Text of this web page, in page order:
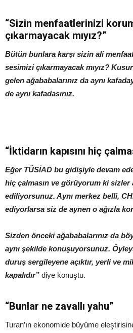
“Sizin menfaatlerinizi
çıkarmayacak mıyız?”
Bütün bunlara karşı sizin ali
sesimizi çıkarmayacak mıyız?
gelen ağababalarınız da aynı
de aynı kafadasınız.
“İktidarın kapısını hiç
Eğer TÜSİAD bu gidişiyle devam
hiç çalmasın ve görüyorum ki sizler
ediliyorsunuz. Aynı merkez belli,
ediyorlarsa siz de aynen o ağızla
Sizden önceki ağababalarınız da
aynı şekilde konuşuyorsunuz.
duruş sergileyene açıktır, yerli ve
kapalıdır” diye konuştu.
“Bunlar ne zavallı yahu”
Turan’ın ekonomide büyüme